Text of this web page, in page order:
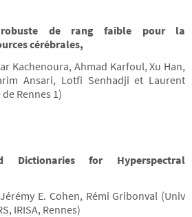
robuste de rang faible pour la
cérébrales,
Kachenoura, Ahmad Karfoul, Xu Han,
Ansari, Lotfi Senhadji et Laurent
Rennes 1)
Dictionaries for Hyperspectral
E. Cohen, Rémi Gribonval (Univ
IRISA, Rennes)